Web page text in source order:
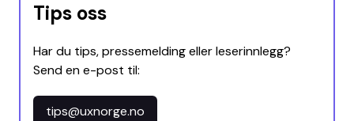
Tips oss
Har du tips, pressemelding eller leserinnlegg?
Send en e-post til:
tips@uxnorge.no